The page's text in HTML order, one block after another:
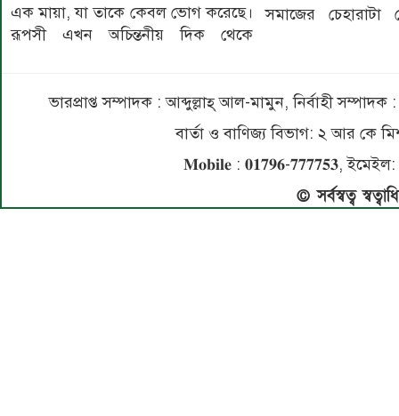
এক মায়া, যা তাকে কেবল ভোগ করেছে।
রূপসী এখন অচিন্তনীয় দিক থেকে
সমাজের
ভারপ্রাপ্ত সম্পাদক : আব্দুল্লাহ্ আল-মামুন, নির্বাহী
বার্তা ও বাণিজ্য বিভাগ: ২ আর কে
𝐌𝐨𝐛𝐢𝐥𝐞 : 𝟎𝟏𝟕𝟗𝟔-𝟕𝟕𝟕𝟕𝟓𝟑,
© সর্বস্বত্ব